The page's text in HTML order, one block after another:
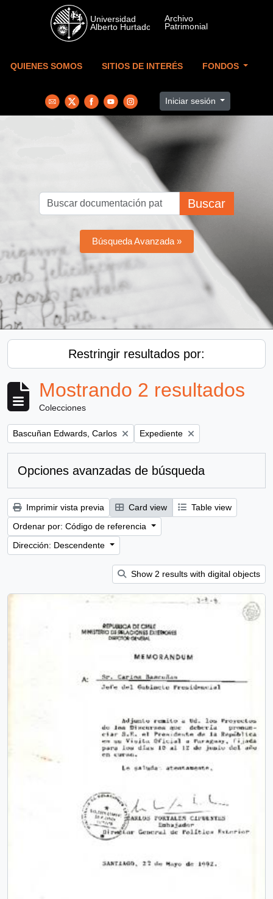
Skip to main content
QUIENES SOMOS SITIOS DE INTERÉS FONDOS
Iniciar sesión
Buscar
Búsqueda Avanzada »
Restringir resultados por:
Mostrando 2 resultados
Colecciones
Remove filter:
Bascuñan Edwards, Carlos Remove filter:
Expediente
Opciones avanzadas de búsqueda
Imprimir vista previa Card view
Table view
Ordenar por: Código de referencia
Dirección: Descendente
Show 2 results with digital objects